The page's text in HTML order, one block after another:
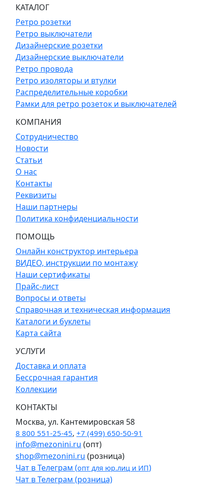
КАТАЛОГ
Ретро розетки
Ретро выключатели
Дизайнерские розетки
Дизайнерские выключатели
Ретро провода
Ретро изоляторы и втулки
Распределительные коробки
Рамки для ретро розеток и выключателей
КОМПАНИЯ
Сотрудничество
Новости
Статьи
О нас
Контакты
Реквизиты
Наши партнеры
Политика конфиденциальности
ПОМОЩЬ
Онлайн конструктор интерьера
ВИДЕО, инструкции по монтажу
Наши сертификаты
Прайс-лист
Вопросы и ответы
Справочная и техническая информация
Каталоги и буклеты
Карта сайта
УСЛУГИ
Доставка и оплата
Бессрочная гарантия
Коллекции
КОНТАКТЫ
Москва, ул. Кантемировская 58
8 800 551-25-45, +7 (499) 650-50-91
info@mezonini.ru (опт)
shop@mezonini.ru (розница)
Чат в Телеграм (опт для юр.лиц и ИП)
Чат в Телеграм (розница)